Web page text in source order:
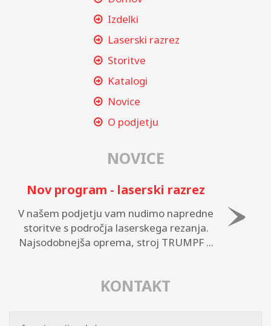
Izdelki
Laserski razrez
Storitve
Katalogi
Novice
O podjetju
NOVICE
Nov program - laserski razrez
V našem podjetju vam nudimo napredne
storitve s področja laserskega rezanja.
Najsodobnejša oprema, stroj TRUMPF ...
KONTAKT